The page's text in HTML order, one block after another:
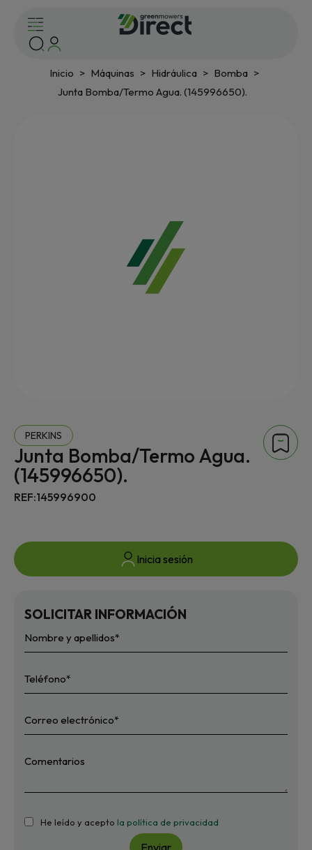
Inicio Máquinas Hidráulica
Bomba
Junta Bomba/Termo Agua. (145996650).
PERKINS
Junta Bomba/Termo Agua.
(145996650).
REF:145996900
Inicia sesión
SOLICITAR INFORMACIÓN
He leído y acepto la política de privacidad
Enviar